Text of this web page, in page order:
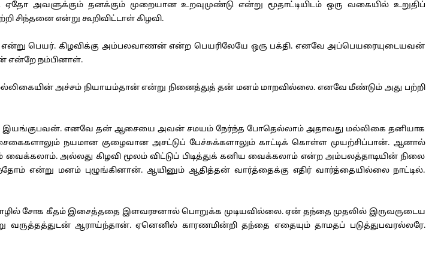
அவளுக்கும் தனக்கும் முறையான உறவுமுண்டு என்று மூதாட்டியிடம் ஒரு வகையில் உறுதிப்
சிந்தனை என்று கூறிவிட்டாள் கிழவி.
பெயர். கிழவிக்கு அம்பலவாணன் என்ற பெயரிலேயே ஒரு பக்தி. எனவே அப்பெயரையுடையவன்
என்றே நம்பினாள்.
அச்சம் நியாயம்தான் என்று நினைத்துத் தன் மனம் மாறவில்லை. எனவே மீண்டும் அது பற்றி
இயங்குபவன். எனவே தன் ஆசையை அவன் சமயம் நேர்ந்த போதெல்லாம் அதாவது மல்லிகை தனியாக
நயமான குழைவான அசட்டுப் பேச்சுக்களாலும் காட்டிக் கொள்ள முயற்சிப்பான். ஆனால்
அல்லது கிழவி மூலம் விட்டுப் பிடித்துக் கனிய வைக்கலாம் என்ற அம்பலத்தாடியின் நிலை
என்று மனம் புழுங்கினான். ஆயினும் ஆதித்தன் வார்த்தைக்கு எதிர் வார்த்தையில்லை நாட்டில்.
சோக கீதம் இசைத்ததை இளவரசனால் பொறுக்க முடியவில்லை. ஏன் தந்தை முதலில் இருவருடைய
வருத்தத்துடன் ஆராய்ந்தான். ஏனெனில் காரணமின்றி தந்தை எதையும் தாமதப் படுத்துபவரல்லரே.